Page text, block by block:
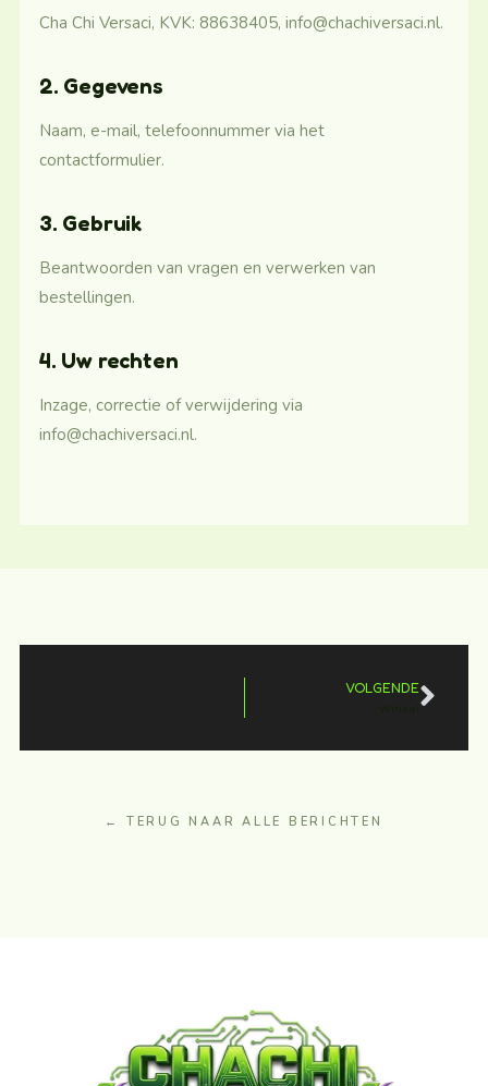
Cha Chi Versaci, KVK: 88638405, info@chachiversaci.nl.
2. Gegevens
Naam, e-mail, telefoonnummer via het
contactformulier.
3. Gebruik
Beantwoorden van vragen en verwerken van
bestellingen.
4. Uw rechten
Inzage, correctie of verwijdering via
info@chachiversaci.nl.
VOLGENDE
← TERUG NAAR ALLE BERICHTEN